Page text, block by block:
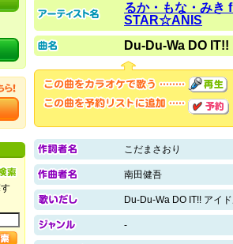
るか・もな・み
STAR☆ANIS
Du-Du-Wa DO IT!!
こだまさおり
南田健吾
Du-Du-Wa DO IT!! アイ
-